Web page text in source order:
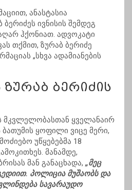
ანასტასია
ივნისის შემდეგ
ჰქონიათ. ადვოკატი
თქმით, ზურაბ ბერიძე
„სხვა ადამიანების
ბერიძის
მკვლელობასთან ყველანაირ
ბათუმის ყოფილი ვიცე მერი,
უწყებებმა 18
მანამდე,
მან განაცხადა, „მეც
პოლიცია მუშაობს და
სავარაუდო